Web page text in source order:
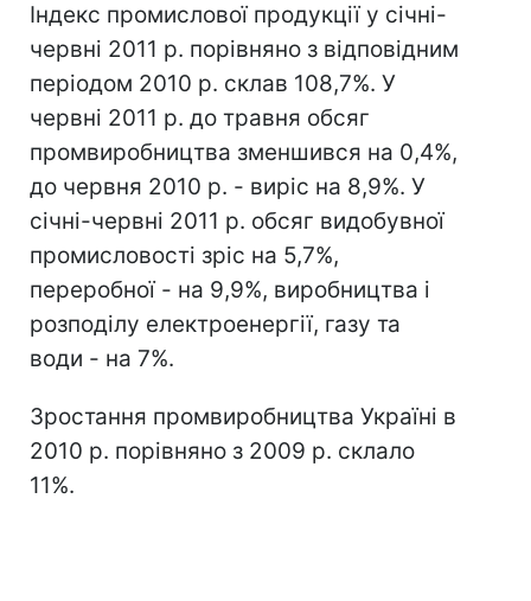
Індекс промислової продукції у січні-
червні 2011 р. порівняно з відповідним
періодом 2010 р. склав 108,7%. У
червні 2011 р. до травня обсяг
промвиробництва зменшився на 0,4%,
до червня 2010 р. - виріс на 8,9%. У
січні-червні 2011 р. обсяг видобувної
промисловості зріс на 5,7%,
переробної - на 9,9%, виробництва і
розподілу електроенергії, газу та
води - на 7%.
Зростання промвиробництва Україні в
2010 р. порівняно з 2009 р. склало
11%.